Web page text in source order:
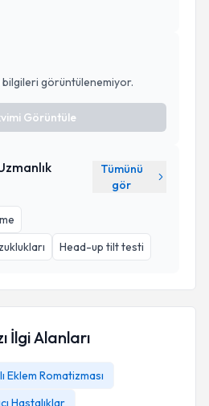
görüntülenemiyor.
Görüntüle
Tümünü
gör
Head-up tilt testi
İlgi Alanları
Eklem Romatizması
Hastalıklar